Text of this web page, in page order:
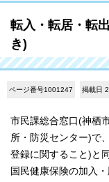
転入・転居・転
き)
ページ番号1001247 掲載日
市民課総合窓口(神栖
所・防災センター)で
登録に関すること)と
国民健康保険の加入